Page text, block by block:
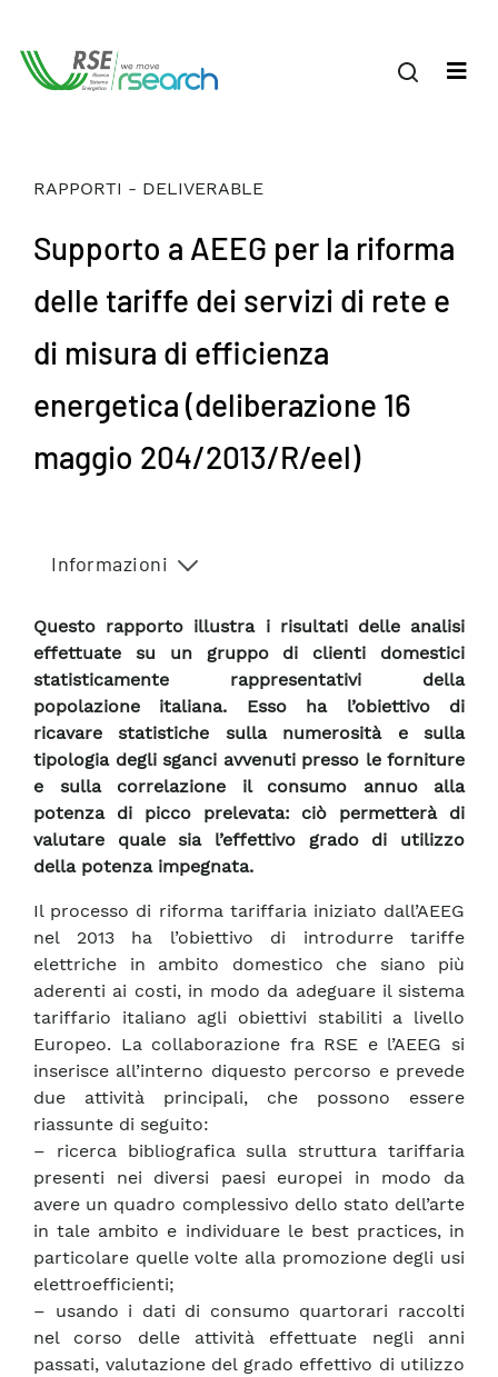
RAPPORTI - DELIVERABLE
Supporto a AEEG per la riforma
delle tariffe dei servizi di rete e
di misura di efficienza
energetica (deliberazione 16
maggio 204/2013/R/eel)
Informazioni
Questo rapporto illustra i risultati delle analisi
effettuate su un gruppo di clienti domestici
statisticamente rappresentativi della
popolazione italiana. Esso ha l’obiettivo di
ricavare statistiche sulla numerosità e sulla
tipologia degli sganci avvenuti presso le forniture
e sulla correlazione il consumo annuo alla
potenza di picco prelevata: ciò permetterà di
valutare quale sia l’effettivo grado di utilizzo
della potenza impegnata.
Il processo di riforma tariffaria iniziato dall’AEEG
nel 2013 ha l’obiettivo di introdurre tariffe
elettriche in ambito domestico che siano più
aderenti ai costi, in modo da adeguare il sistema
tariffario italiano agli obiettivi stabiliti a livello
Europeo. La collaborazione fra RSE e l’AEEG si
inserisce all’interno diquesto percorso e prevede
due attività principali, che possono essere
riassunte di seguito:
– ricerca bibliografica sulla struttura tariffaria
presenti nei diversi paesi europei in modo da
avere un quadro complessivo dello stato dell’arte
in tale ambito e individuare le best practices, in
particolare quelle volte alla promozione degli usi
elettroefficienti;
– usando i dati di consumo quartorari raccolti
nel corso delle attività effettuate negli anni
passati, valutazione del grado effettivo di utilizzo